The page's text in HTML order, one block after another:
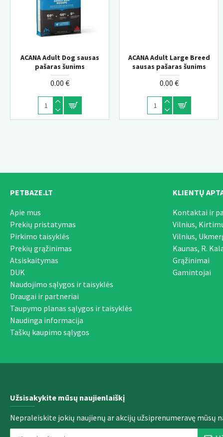
ACANA Adult Dog sausas
pašaras šunims
0.00 €
ACANA Adult Large Breed
sausas pašaras šunims
0.00 €
Monge Daily Line Hairball
super premium pašaras
suaugusioms katėms su
vištiena 1,5kg
0.00 €
PETBAZE.LT
Apie mus
Prekių pristatymas
Pirkimo taisyklės
Prekių grąžinimas
Atsiskaitymas
DUK
Naudojimo sąlygos ir taisyklės
Draugai ir partneriai
Taupymo planas sąlygos ir taisyklės
Naudinga informacija
Taškų kaupimo sąlygos
KLIENTŲ
Kontaktai ir
Vilnius,
Vilnius,
Kaunas, R.
Grąžinimai
Gamintojai
Užsisakykite mūsų naujienlaiškį
Nepraleiskite jokių naujienų ar akcijų užsiprenumeravę mūsų